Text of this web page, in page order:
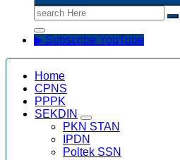
Search
for:
▶ Subscribe YouTube
Home
CPNS
PPPK
SEKDIN
PKN STAN
IPDN
Poltek SSN